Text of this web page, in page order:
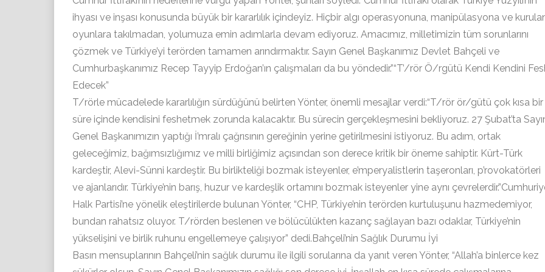
ihyası ve inşası konusunda büyük bir kararlılık içindeyiz. Hiçbir algı operasyonuna, manipülasyona ve
oyunlara takılmadan, yolumuza emin adımlarla devam ediyoruz. Amacımız, milletimizin tüm sorunlarını
çözmek ve Türkiye’yi terörden tamamen arındırmaktır. Sayın Genel Başkanımız Devlet Bahçeli ve
Cumhurbaşkanımız Recep Tayyip Erdoğan’ın çalışmaları da bu yöndedir.”“T’/rör Ö/rgütü Kendi Kendini
Edecek”
T/rörle mücadelede kararlılığın sürdüğünü belirten Yönter, önemli mesajlar verdi:“T/rör ör/gütü çok kısa bir
süre içinde kendisini feshetmek zorunda kalacaktır. Bu sürecin gerçekleşmesini bekliyoruz. 27 Şubat’ta
Genel Başkanımızın yaptığı İ’mralı çağrısının gereğinin yerine getirilmesini istiyoruz. Bu adım, ortak
geleceğimiz, bağımsızlığımız ve milli birliğimiz açısından son derece kritik bir öneme sahiptir. Kürt-Türk
kardeştir, Alevi-Sünni kardeştir. Bu birlikteliği bozmak isteyenler, e’mperyalistlerin taşeronları, p’rovokatörleri
ve ajanlarıdır. Türkiye’nin barış, huzur ve kardeşlik ortamını bozmak isteyenler yine aynı
Halk Partisi’ne yönelik eleştirilerde bulunan Yönter, “CHP, Türkiye’nin terörden kurtuluşunu hazmedemiyor,
bundan rahatsız oluyor. T/rörden beslenen ve bölücülükten kazanç sağlayan bazı odaklar, Türkiye’nin
yükselişini ve birlik ruhunu engellemeye çalışıyor” dedi.Bahçeli’nin Sağlık Durumu İyi
Basın mensuplarının Bahçeli’nin sağlık durumu ile ilgili sorularına da yanıt veren Yönter, “Allah’a binlerce kez